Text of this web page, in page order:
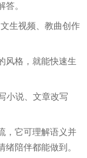
。
生视频、教曲创作
风格，就能快速生
小说、文章改写
，它可理解语义并
陪伴都能做到。